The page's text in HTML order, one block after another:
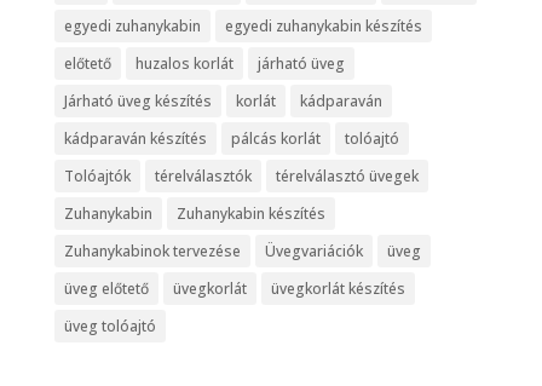
egyedi zuhanykabin
egyedi zuhanykabin készítés
előtető
huzalos korlát
járható üveg
Járható üveg készítés
korlát
kádparaván
kádparaván készítés
pálcás korlát
tolóajtó
Tolóajtók
térelválasztók
térelválasztó üvegek
Zuhanykabin
Zuhanykabin készítés
Zuhanykabinok tervezése
Üvegvariációk
üveg
üveg előtető
üvegkorlát
üvegkorlát készítés
üveg tolóajtó